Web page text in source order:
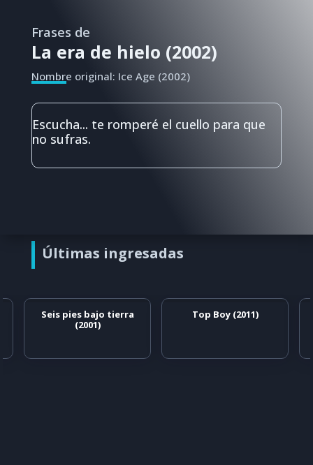
Frases de
La era de hielo (2002)
Nombre original: Ice Age (2002)
Escucha... te romperé el cuello para que
no sufras.
Últimas ingresadas
Seis pies bajo tierra
(2001)
Top Boy (2011)